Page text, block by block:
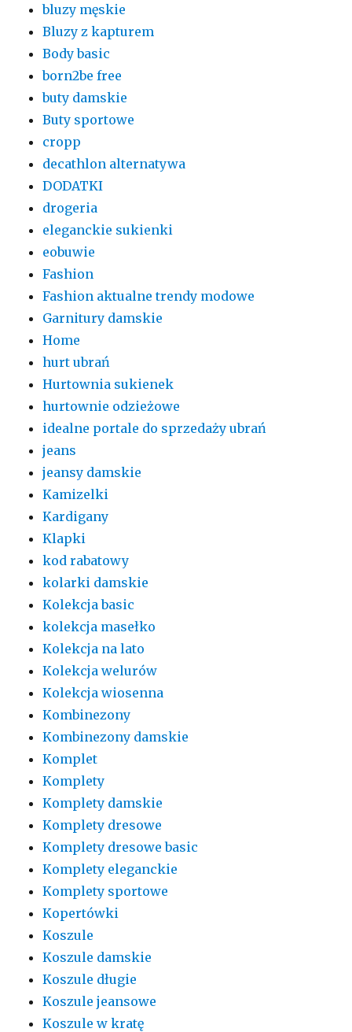
bluzy męskie
Bluzy z kapturem
Body basic
born2be free
buty damskie
Buty sportowe
cropp
decathlon alternatywa
DODATKI
drogeria
eleganckie sukienki
eobuwie
Fashion
Fashion aktualne trendy modowe
Garnitury damskie
Home
hurt ubrań
Hurtownia sukienek
hurtownie odzieżowe
idealne portale do sprzedaży ubrań
jeans
jeansy damskie
Kamizelki
Kardigany
Klapki
kod rabatowy
kolarki damskie
Kolekcja basic
kolekcja masełko
Kolekcja na lato
Kolekcja welurów
Kolekcja wiosenna
Kombinezony
Kombinezony damskie
Komplet
Komplety
Komplety damskie
Komplety dresowe
Komplety dresowe basic
Komplety eleganckie
Komplety sportowe
Kopertówki
Koszule
Koszule damskie
Koszule długie
Koszule jeansowe
Koszule w kratę